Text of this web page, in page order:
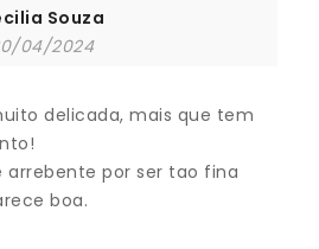
Souza
04/2024
delicada, mais que tem
arrebente por ser tao fina
boa.